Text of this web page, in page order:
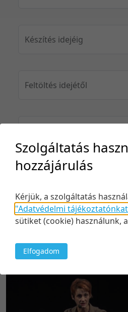
Készítés idejéig
Feltöltés idejétől
1 tétel
10 tétel/oldal
20 tétel/oldal
Szolgáltatás
hozzájárulás
Kérjük, a szolgáltatás
"Adatvédelmi
sütiket (cookie) használunk,
Elfogadom